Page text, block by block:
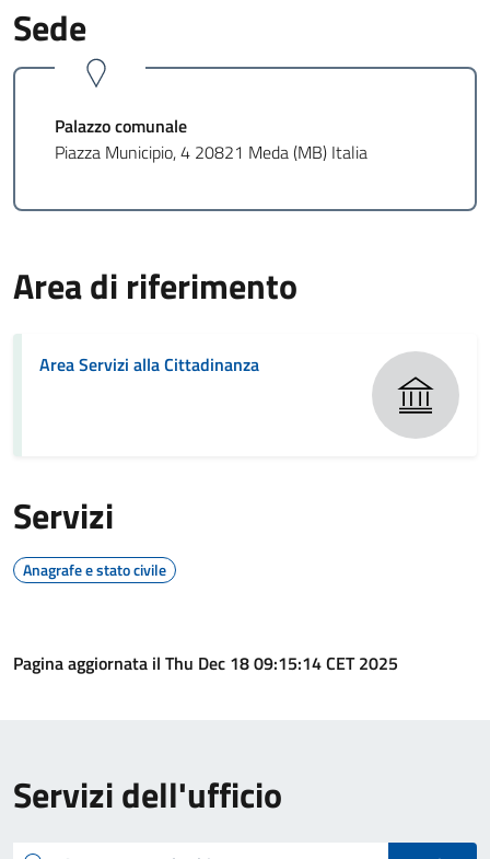
Sede
Palazzo comunale
Piazza Municipio, 4 20821 Meda (MB) Italia
Area di riferimento
Area Servizi alla Cittadinanza
Servizi
Anagrafe e stato civile
Pagina aggiornata il Thu Dec 18 09:15:14 CET 2025
Servizi dell'ufficio